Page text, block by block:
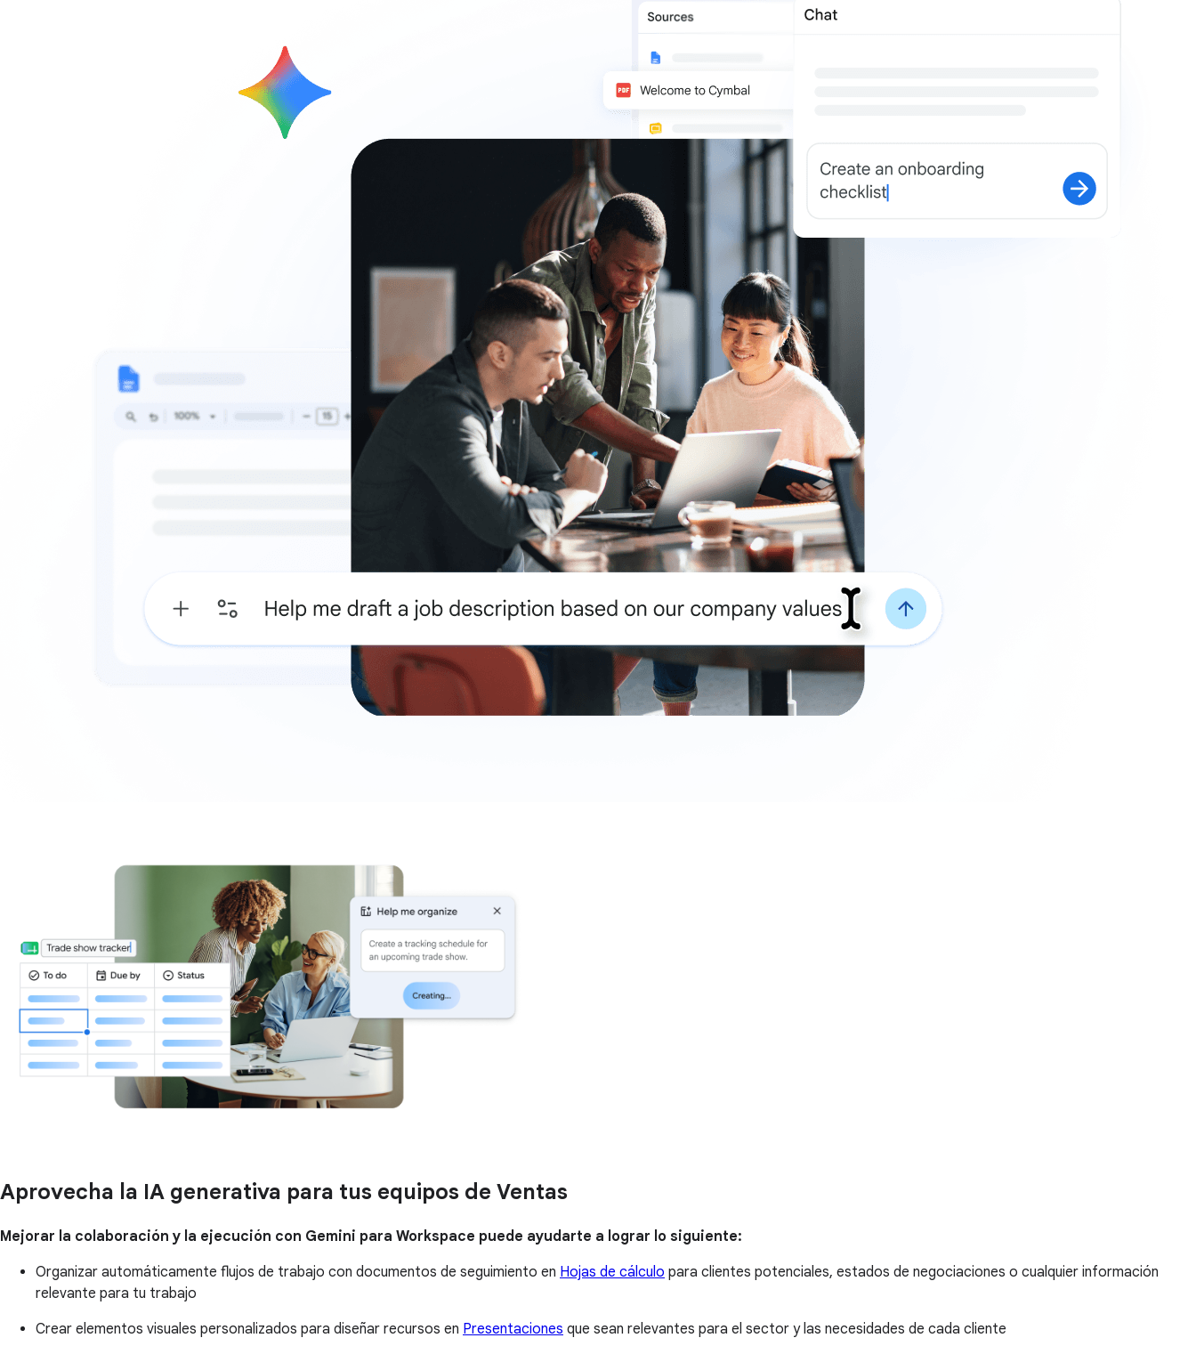
Aprovecha la IA generativa para tus equipos de Ventas
Mejorar la colaboración y la ejecución con Gemini para Workspace puede ayudarte a lograr lo siguiente:
Organizar automáticamente flujos de trabajo con documentos de seguimiento en Hojas de cálculo para clientes potenciales, estados de negociaciones o cualquier información
relevante para tu trabajo
Crear elementos visuales personalizados para diseñar recursos en Presentaciones que sean relevantes para el sector y las necesidades de cada cliente